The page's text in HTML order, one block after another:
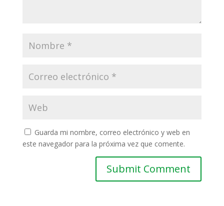
Guarda mi nombre, correo electrónico y web en
este navegador para la próxima vez que comente.